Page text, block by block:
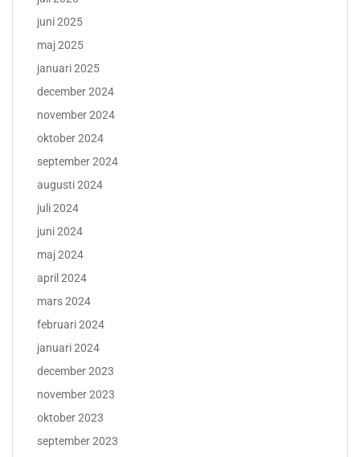
juni 2025
maj 2025
januari 2025
december 2024
november 2024
oktober 2024
september 2024
augusti 2024
juli 2024
juni 2024
maj 2024
april 2024
mars 2024
februari 2024
januari 2024
december 2023
november 2023
oktober 2023
september 2023